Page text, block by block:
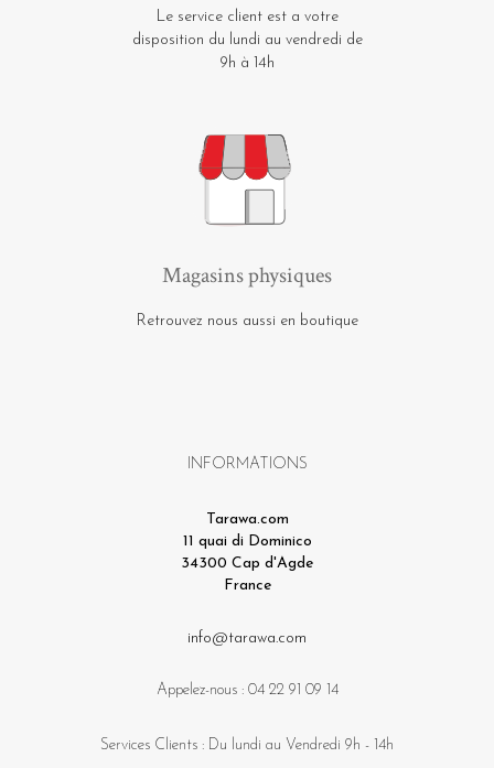
Le service client est a votre
disposition du lundi au vendredi de
9h à 14h
Magasins physiques
Retrouvez nous aussi en boutique
INFORMATIONS
Tarawa.com
11 quai di Dominico
34300 Cap d'Agde
France
info@tarawa.com
Appelez-nous : 04 22 91 09 14
Services Clients : Du lundi au Vendredi 9h - 14h